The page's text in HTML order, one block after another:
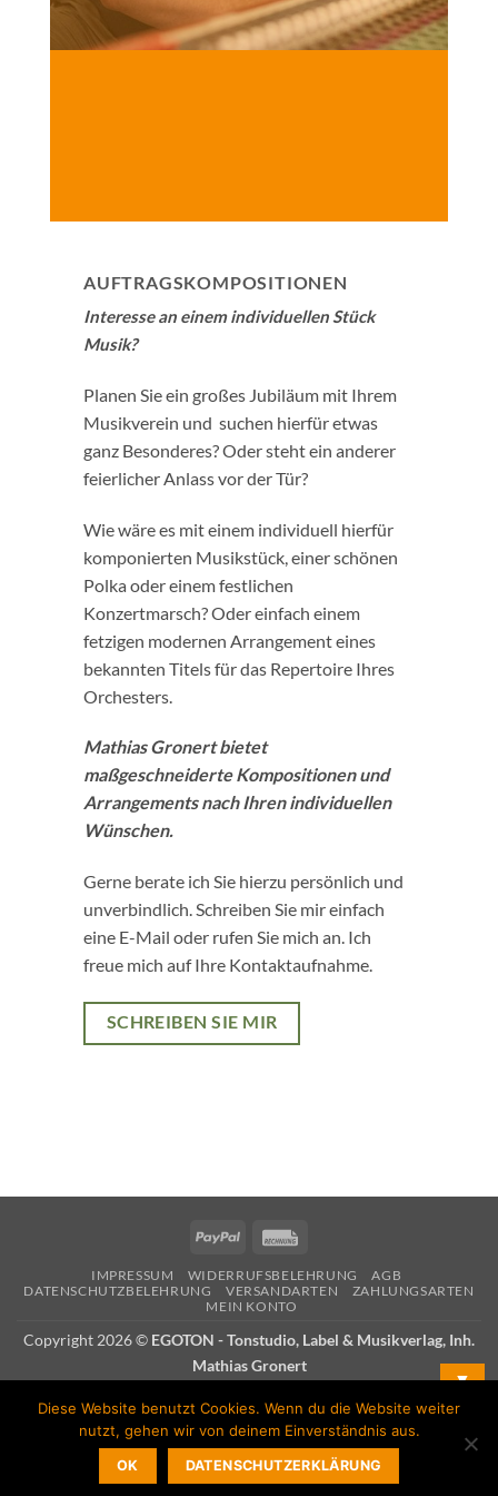
AUFTRAGSKOMPOSITIONEN
Interesse an einem individuellen Stück
Musik?
Planen Sie ein großes Jubiläum mit Ihrem
Musikverein und suchen hierfür etwas
ganz Besonderes? Oder steht ein anderer
feierlicher Anlass vor der Tür?
Wie wäre es mit einem individuell hierfür
komponierten Musikstück, einer schönen
Polka oder einem festlichen
Konzertmarsch? Oder einfach einem
fetzigen modernen Arrangement eines
bekannten Titels für das Repertoire Ihres
Orchesters.
Mathias Gronert bietet
maßgeschneiderte Kompositionen und
Arrangements nach Ihren individuellen
Wünschen.
Gerne berate ich Sie hierzu persönlich und
unverbindlich. Schreiben Sie mir einfach
eine E-Mail oder rufen Sie mich an. Ich
freue mich auf Ihre Kontaktaufnahme.
SCHREIBEN SIE MIR
PayPal
IMPRESSUM WIDERRUFSBELEHRUNG
AGB
DATENSCHUTZBELEHRUNG
VERSANDARTEN
ZAHLUNGSARTEN
MEIN KONTO
Copyright 2026 © EGOTON - Tonstudio, Label & Musikverlag, Inh.
Mathias Gronert
▼
Mit unserem Newsletter immer auf dem Laufenden bleiben:
Diese Website benutzt Cookies. Wenn du die Website weiter
nutzt, gehen wir von deinem Einverständnis aus.
OK DATENSCHUTZERKLÄRUNG